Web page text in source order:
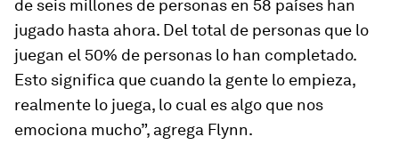
de seis millones de personas en 58 países han
jugado hasta ahora. Del total de personas que lo
juegan el 50% de personas lo han completado.
Esto significa que cuando la gente lo empieza,
realmente lo juega, lo cual es algo que nos
emociona mucho”, agrega Flynn.